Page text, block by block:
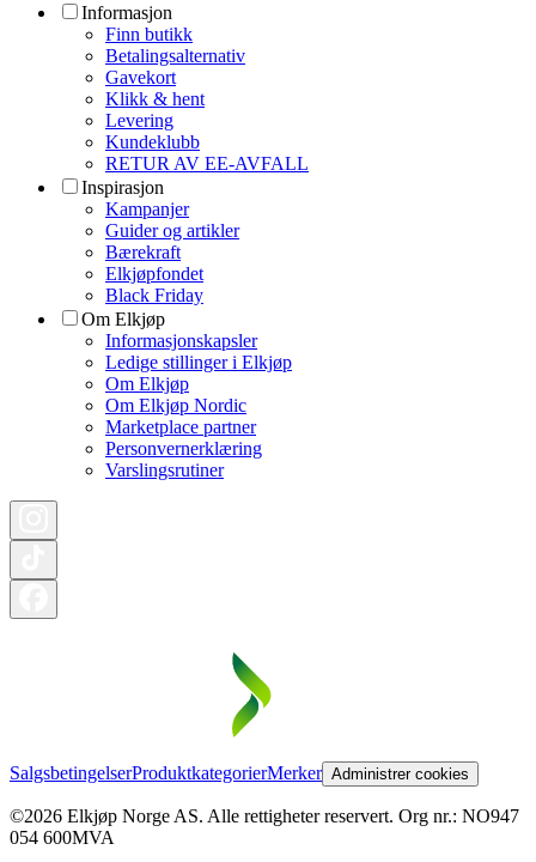
Informasjon
Finn butikk
Betalingsalternativ
Gavekort
Klikk & hent
Levering
Kundeklubb
RETUR AV EE-AVFALL
Inspirasjon
Kampanjer
Guider og artikler
Bærekraft
Elkjøpfondet
Black Friday
Om Elkjøp
Informasjonskapsler
Ledige stillinger i Elkjøp
Om Elkjøp
Om Elkjøp Nordic
Marketplace partner
Personvernerklæring
Varslingsrutiner
SalgsbetingelserProduktkategorierMerker Administrer cookies
©2026 Elkjøp Norge AS. Alle rettigheter reservert. Org nr.: NO947
054 600MVA